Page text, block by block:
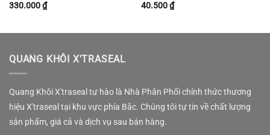
330.000₫ 40.500₫
QUANG KHÔI X'TRASEAL
Quang Khôi X'traseal tự hào là Nhà Phân Phối chính thức thương
hiệu X'traseal tại khu vực phía Bắc. Chúng tôi tự tin về chất lượng
sản phẩm, giá cả và dịch vụ sau bán hàng.